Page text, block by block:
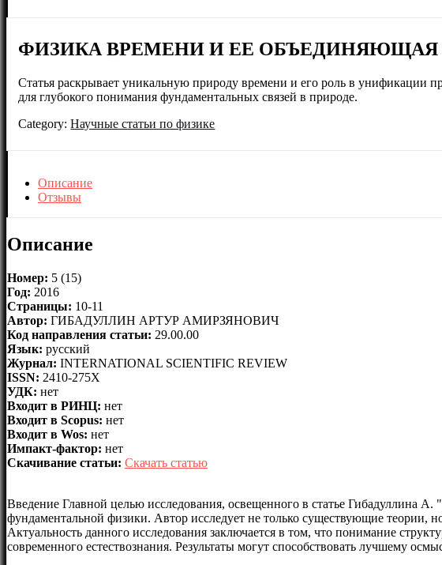
ФИЗИКА ВРЕМЕНИ И ЕЕ ОБЪЕДИНЯЮЩАЯ
Статья раскрывает уникальную природу времени и его роль в унификации
для глубокого понимания фундаментальных связей в природе.
Category:Научные статьи по физике
Описание
Отзывы
Описание
Номер: 5 (15)
Год: 2016
Страницы: 10-11
Автор: ГИБАДУЛЛИН АРТУР АМИРЗЯНОВИЧ
Код направления статьи: 29.00.00
Язык: русский
Журнал: INTERNATIONAL SCIENTIFIC REVIEW
ISSN: 2410-275X
УДК: нет
Входит в РИНЦ: нет
Входит в Scopus: нет
Входит в Wos: нет
Импакт-фактор: нет
Скачивание статьи: Скачать статью
Введение Главной целью исследования, освещенного в статье Гибадуллина
фундаментальной физики. Автор исследует не только существующие теории,
Актуальность данного исследования заключается в том, что понимание
современного естествознания. Результаты могут способствовать лучшему